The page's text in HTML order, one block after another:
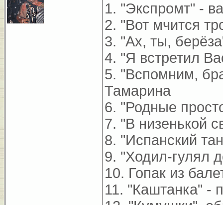
1. "Экспромт" -
2. "Вот мчится
3. "Ах, ты,
4. "Я встретил
5. "Вспомним,
Тамарина
6. "Родные
7. "В низенькой
8. "Испанский
9. "Ходил-гулял
10. Гопак из
11. "Каштанка" -